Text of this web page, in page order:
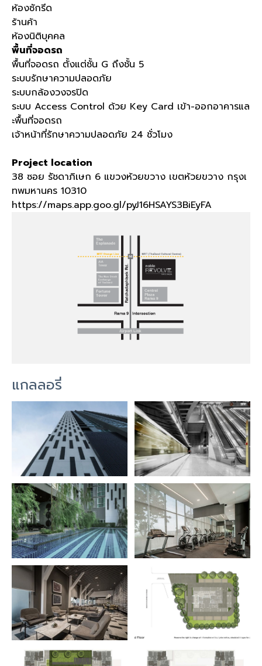
ห้องซักรีด
ร้านค้า
ห้องนิติบุคคล
พื้นที่จอดรถ
พื้นที่จอดรถ ตั้งแต่ชั้น G ถึงชั้น 5
ระบบรักษาความปลอดภัย
ระบบกล้องวงจรปิด
ระบบ Access Control ด้วย Key Card เข้า-ออกอาคารแล
ะพื้นที่จอดรถ
เจ้าหน้าที่รักษาความปลอดภัย 24 ชั่วโมง
Project location
38 ซอย รัชดาภิเษก 6 แขวงห้วยขวาง เขตห้วยขวาง กรุงเ
ทพมหานคร 10310
https://maps.app.goo.gl/pyJ16HSAYS3BiEyFA
แกลลอรี่